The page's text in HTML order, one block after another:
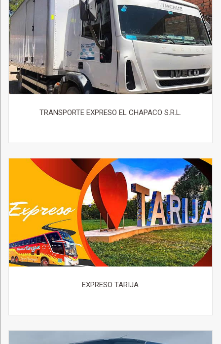
TRANSPORTE EXPRESO EL CHAPACO S.R.L.
EXPRESO TARIJA